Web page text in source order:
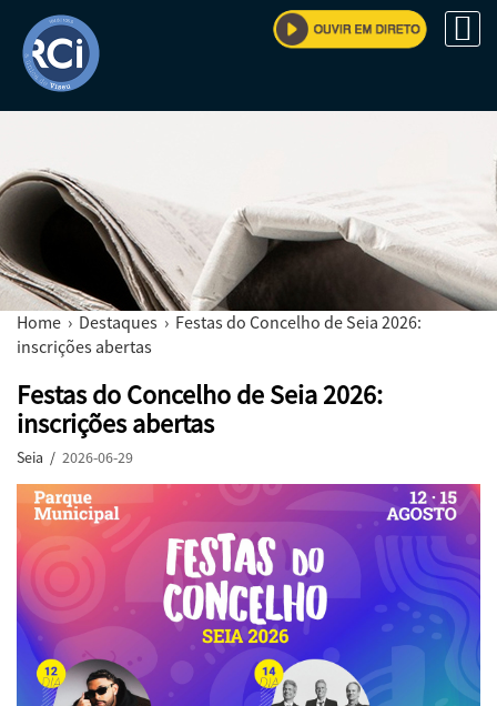
Home › Destaques › Festas do Concelho de Seia 2026:
inscrições abertas
Festas do Concelho de Seia 2026:
inscrições abertas
Seia / 2026-06-29